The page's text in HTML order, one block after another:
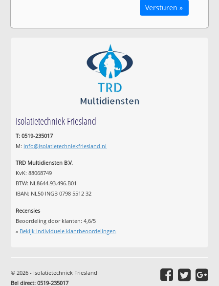
Versturen »
Isolatietechniek Friesland
T: 0519-235017
M: info@isolatietechniekfriesland.nl
TRD Multidiensten B.V.
KvK: 88068749
BTW: NL8644.93.496.B01
IBAN: NL50 INGB 0798 5512 32
Recensies
Beoordeling door klanten:4,6/5
» Bekijk individuele klantbeoordelingen
© 2026 - Isolatietechniek Friesland
Bel direct: 0519-235017